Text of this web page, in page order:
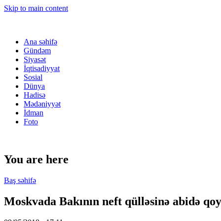
Skip to main content
Ana səhifə
Gündəm
Siyasət
İqtisadiyyat
Sosial
Dünya
Hadisə
Mədəniyyət
İdman
Foto
You are here
Baş səhifə
Moskvada Bakının neft qülləsinə abidə